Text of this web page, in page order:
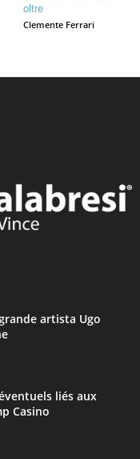
Clemente Ferrari
artista Ugo
liés aux
Casino